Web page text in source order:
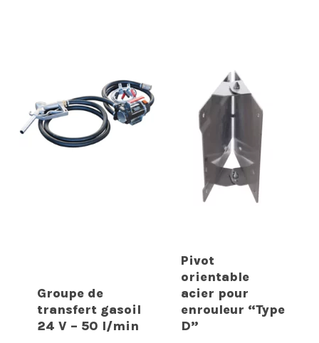
Groupe de
transfert gasoil
24 V – 50 l/min
Pivot
orientable
acier pour
enrouleur “Type
D”